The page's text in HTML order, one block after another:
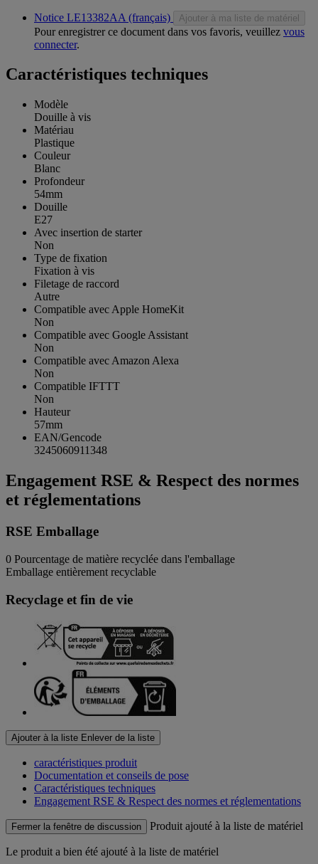
Notice LE13382AA (français) Ajouter à ma liste de matériel
Pour enregistrer ce document dans vos favoris, veuillez vous
connecter.
Caractéristiques techniques
Modèle
Douille à vis
Matériau
Plastique
Couleur
Blanc
Profondeur
54mm
Douille
E27
Avec insertion de starter
Non
Type de fixation
Fixation à vis
Filetage de raccord
Autre
Compatible avec Apple HomeKit
Non
Compatible avec Google Assistant
Non
Compatible avec Amazon Alexa
Non
Compatible IFTTT
Non
Hauteur
57mm
EAN/Gencode
3245060911348
Engagement RSE & Respect des normes
et réglementations
RSE Emballage
0 Pourcentage de matière recyclée dans l'emballage
Emballage entièrement recyclable
Recyclage et fin de vie
Ajouter à la liste Enlever de la liste
caractéristiques produit
Documentation et conseils de pose
Caractéristiques techniques
Engagement RSE & Respect des normes et réglementations
Fermer la fenêtre de discussion Produit ajouté à la liste de matériel
Le produit a bien été ajouté à la liste de matériel